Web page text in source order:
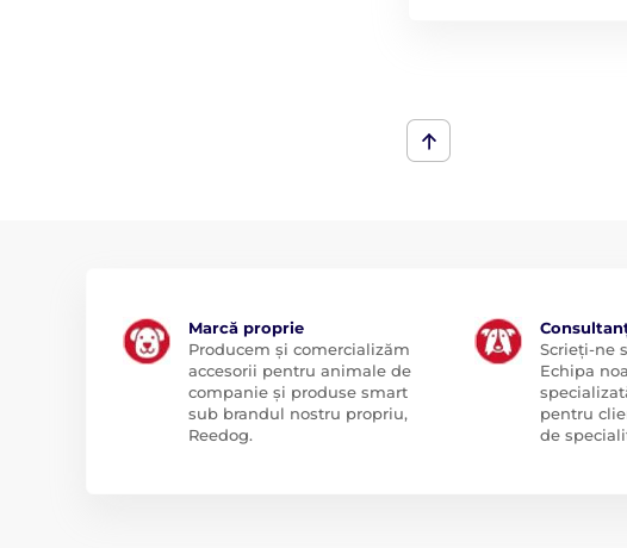
Marcă proprie
Producem și comercializăm
accesorii pentru animale de
companie și produse smart
sub brandul nostru propriu,
Reedog.
Scrieți-ne
Echipa
pentru
de